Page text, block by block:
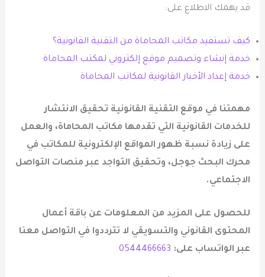
قد يهمك الاطلاع على:
كيف تستفيد مكاتب المحاماة من التقنية القانونية؟
خدمة إنشاء وتصميم موقع إلكتروني لمكتب المحاماة
خدمة إعداد الأخبار القانونية لمكاتب المحاماة
مهمتنا في موقع التقنية القانونية تحقيق الانتشار
للخدمات القانونية التي تقدمها مكاتب المحاماة، والعمل
على زيادة نسبة ظهور المواقع الإلكترونية للمكاتب في
محرك البحث جوجل، وتحقيق التواجد عبر منصات التواصل
الاجتماعي.
للحصول على المزيد من المعلومات عن باقة أعمال
المحتوى القانوني والتسويقي لا تترددوا في التواصل معنا
عبر الواتساب على: 0544466663